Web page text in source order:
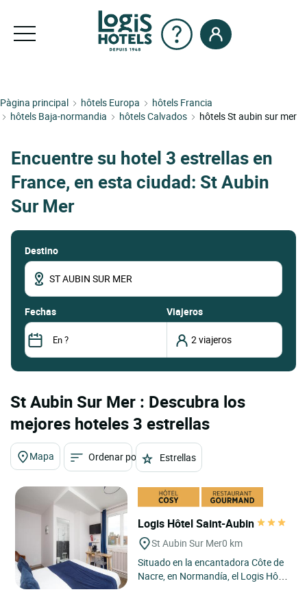
Pàgina principal hôtels Europa
hôtels Francia
hôtels Baja-normandia
hôtels Calvados hôtels St aubin sur mer
Encuentre su hotel 3 estrellas en
France, en esta ciudad: St Aubin
Sur Mer
Destino
fechas Viajeros
St Aubin Sur Mer : Descubra los
mejores hoteles 3 estrellas
Mapa Ordenar por Estrellas
Logis Hôtel Saint-Aubin
St Aubin Sur Mer0 km
Situado en la encantadora Côte de
Nacre, en Normandía, el Logis Hôtel